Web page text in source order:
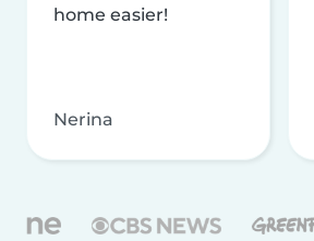
home easier!
Nerina